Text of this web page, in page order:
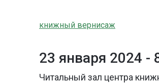
книжный вернисаж
23 января 2024 -
Читальный зал центра